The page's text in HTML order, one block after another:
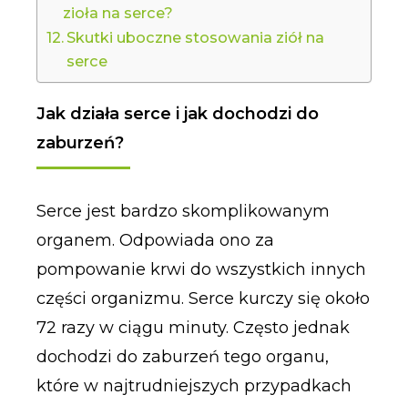
zioła na serce?
Skutki uboczne stosowania ziół na
serce
Jak działa serce i jak dochodzi do
zaburzeń?
Serce jest bardzo skomplikowanym
organem. Odpowiada ono za
pompowanie krwi do wszystkich innych
części organizmu. Serce kurczy się około
72 razy w ciągu minuty. Często jednak
dochodzi do zaburzeń tego organu,
które w najtrudniejszych przypadkach